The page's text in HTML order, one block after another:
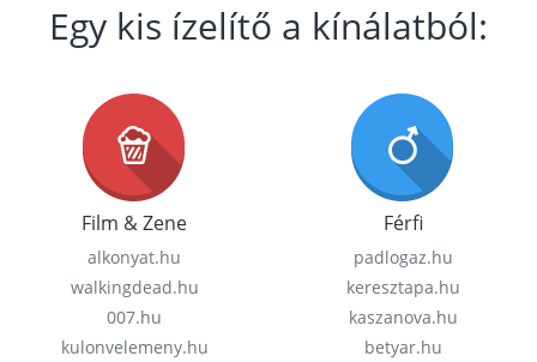
Egy kis ízelítő a kínálatból:
Film & Zene
alkonyat.hu
walkingdead.hu
007.hu
kulonvelemeny.hu
Férfi
padlogaz.hu
keresztapa.hu
kaszanova.hu
betyar.hu